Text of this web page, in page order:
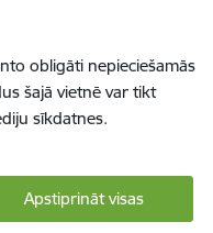
obligāti nepieciešamās
šajā vietnē var tikt
sīkdatnes.
Apstiprināt visas